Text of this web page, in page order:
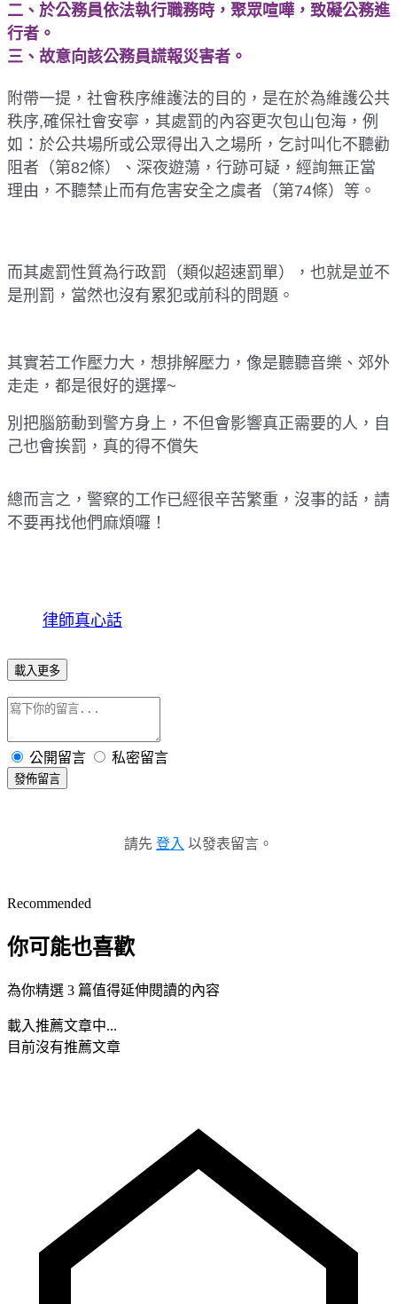
二、於公務員依法執行職務時，聚眾喧嘩，致礙公務進
行者。
三、故意向該公務員謊報災害者。
附帶一提，社會秩序維護法的目的，是在於為維護公共
秩序,確保社會安寧，其處罰的內容更次包山包海，例
如：於公共場所或公眾得出入之場所，乞討叫化不聽勸
阻者（第82條）、深夜遊蕩，行跡可疑，經詢無正當
理由，不聽禁止而有危害安全之虞者（第74條）等。
而其處罰性質為行政罰（類似超速罰單），也就是並不
是刑罰，當然也沒有累犯或前科的問題。
其實若工作壓力大，想排解壓力， 像是聽聽音樂、郊外
走走，都是很好的選擇~
別把腦筋動到警方身上，不但會影響真正需要的人，自
己也會挨罰，真的得不償失
總而言之，警察的工作已經很辛苦繁重，沒事的話，請
不要再找他們麻煩囉！
律師真心話
載入更多
公開留言 私密留言
發佈留言
請先 登入 以發表留言。
Recommended
你可能也喜歡
為你精選 3 篇值得延伸閱讀的內容
載入推薦文章中...
目前沒有推薦文章